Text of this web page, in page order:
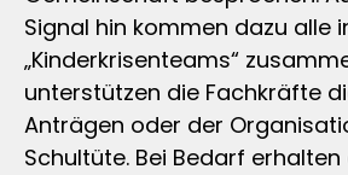
Signal hin kommen dazu alle
„Kinderkrisenteams“
unterstützen die Fachkräfte
Anträgen oder der
Schultüte. Bei Bedarf erhalten